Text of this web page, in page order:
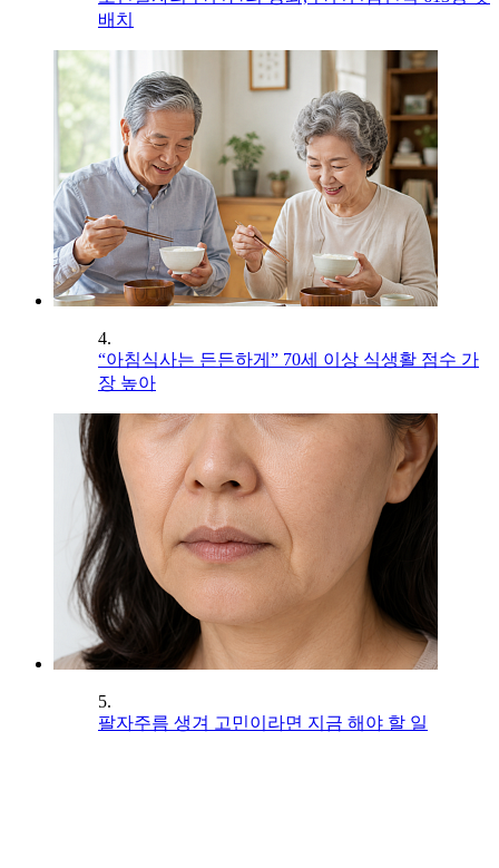
배치
4.
“아침식사는 든든하게” 70세 이상 식생활 점수 가
장 높아
5.
팔자주름 생겨 고민이라면 지금 해야 할 일